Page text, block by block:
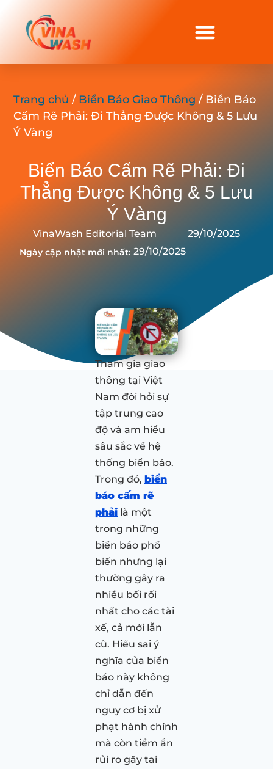
Trang chủ / Biển Báo Giao Thông / Biển Báo
Cấm Rẽ Phải: Đi Thẳng Được Không & 5 Lưu
Ý Vàng
Biển Báo Cấm Rẽ Phải: Đi
Thẳng Được Không & 5 Lưu
Ý Vàng
VinaWash Editorial Team 29/10/2025
Ngày cập nhật mới nhất: 29/10/2025
Tham gia giao
thông tại Việt
Nam đòi hỏi sự
tập trung cao
độ và am hiểu
sâu sắc về hệ
thống biển báo.
Trong đó, biển
báo cấm rẽ
phải là một
trong những
biển báo phổ
biến nhưng lại
thường gây ra
nhiều bối rối
nhất cho các tài
xế, cả mới lẫn
cũ. Hiểu sai ý
nghĩa của biển
báo này không
chỉ dẫn đến
nguy cơ bị xử
phạt hành chính
mà còn tiềm ẩn
rủi ro gây tai